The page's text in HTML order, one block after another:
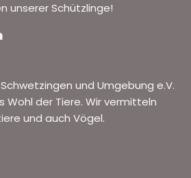
unserer Schützlinge!
und Umgebung e.V.
Wohl der Tiere. Wir vermitteln
und auch Vögel.